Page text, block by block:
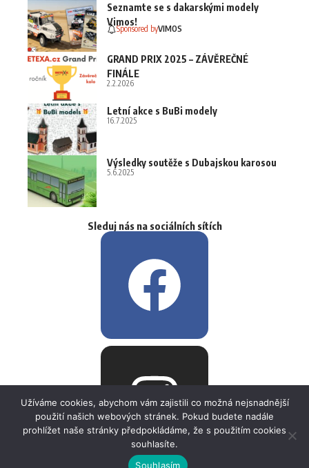
Seznamte se s dakarskými modely
Vimos!
Sponsored byVIMOS
GRAND PRIX 2025 – ZÁVĚREČNÉ
FINÁLE
2.2.2026
Letní akce s BuBi modely
16.7.2025
Výsledky soutěže s Dubajskou karosou
5.6.2025
Sleduj nás na sociálních sítích
Užíváme cookies, abychom vám zajistili co možná nejsnadnější
použití našich webových stránek. Pokud budete nadále
prohlížet naše stránky předpokládáme, že s použitím cookies
souhlasíte.
Souhlasím